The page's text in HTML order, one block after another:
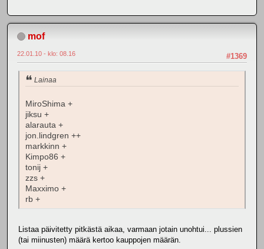
mof
#1369
22.01.10 - klo: 08.16
Lainaa
MiroShima +
jiksu +
alarauta +
jon.lindgren ++
markkinn +
Kimpo86 +
tonij +
zzs +
Maxximo +
rb +
Listaa päivitetty pitkästä aikaa, varmaan jotain unohtui... plussien
(tai miinusten) määrä kertoo kauppojen määrän.